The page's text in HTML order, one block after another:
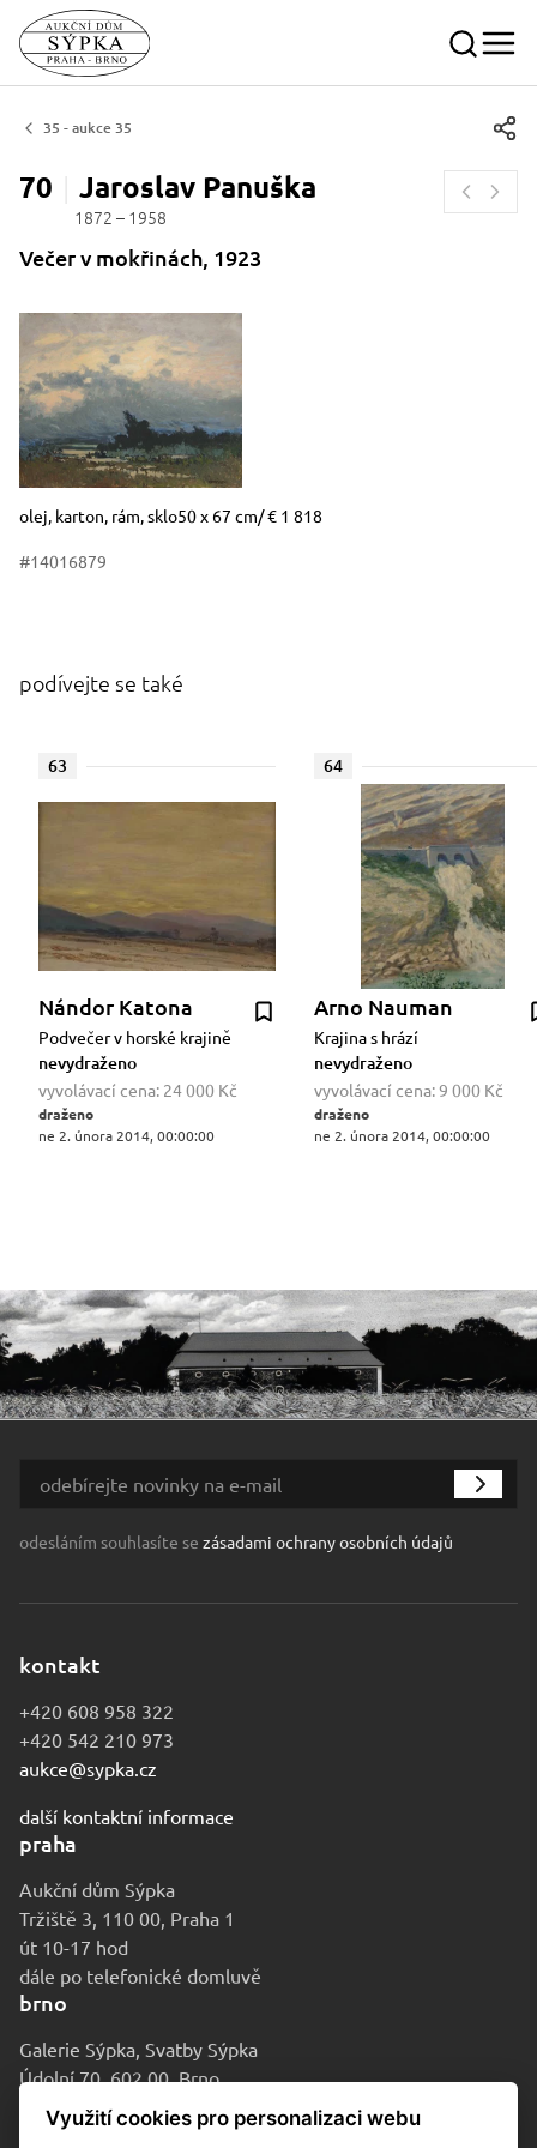
35 - aukce 35
70 Jaroslav Panuška
1872 – 1958
Večer v mokřinách, 1923
Rozměry
Stručný popis předmětu
olej, karton, rám, sklo50 x 67 cm/ € 1 818
#14016879
podívejte se také
63
Nándor Katona
Podvečer v horské krajině
nevydraženo
vyvolávací cena: 24 000 Kč
draženo
ne 2. února 2014, 00:00:00
64
Arno Nauman
Krajina s hrází
nevydraženo
vyvolávací cena:9 000 Kč
draženo
ne 2. února 2014, 00:00:00
odesláním souhlasíte se zásadami ochrany osobních údajů
kontakt
+420 608 958 322
+420 542 210 973
aukce@sypka.cz
další kontaktní informace
praha
Aukční dům Sýpka
Tržiště 3, 110 00, Praha 1
út 10-17 hod
dále po telefonické domluvě
brno
Galerie Sýpka, Svatby Sýpka
Údolní 70, 602 00, Brno
po-pá 9-16 hod
Využití cookies pro personalizaci webu